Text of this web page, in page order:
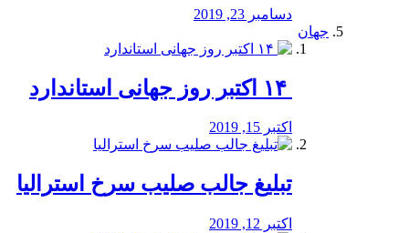
دسامبر 23, 2019
جهان
اکتبر 15, 2019
تبلیغ جالب صلیب سرخ استرالیا
اکتبر 12, 2019